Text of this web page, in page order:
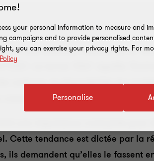
à une évolution menant de la
Le terme ‘ESG’ signifie
carbone, la disponibilité des
d’administration, la
une importance croissante
Cette tendance est dictée par la
ils demandent qu’elles le
your personal information to measure and
campaigns and to provide personalised
you can exercise your privacy rights. For
Personalise